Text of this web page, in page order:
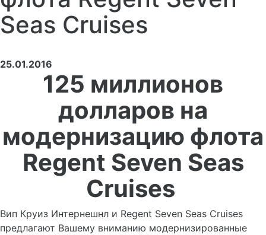
Seas Cruises
25.01.2016
125 миллионов
долларов на
модернизацию флота
Regent Seven Seas
Cruises
Вип Круиз Интернешнл и Regent Seven Seas Cruises
предлагают Вашему вниманию модернизированные